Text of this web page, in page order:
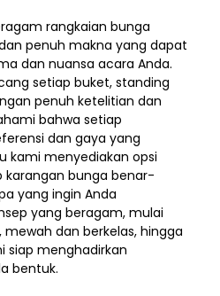
rangkaian bunga
penuh makna yang dapat
dan nuansa acara Anda.
setiap buket, standing
penuh ketelitian dan
bahwa setiap
dan gaya yang
kami menyediakan opsi
karangan bunga benar-
yang ingin Anda
yang beragam, mulai
dan berkelas, hingga
siap menghadirkan
bentuk.